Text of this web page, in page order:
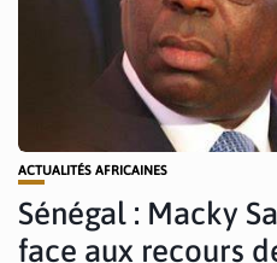
ACTUALITÉS AFRICAINES
Sénégal : Macky
face aux recours